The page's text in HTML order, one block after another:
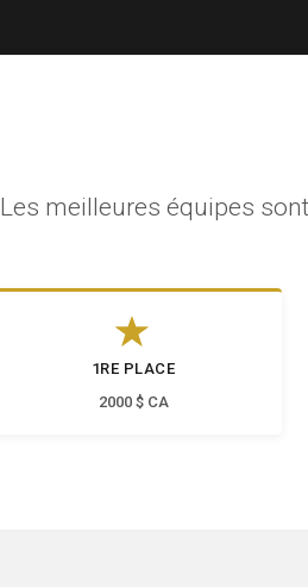
Les meilleures équipes
1RE PLACE
2000 $ CA